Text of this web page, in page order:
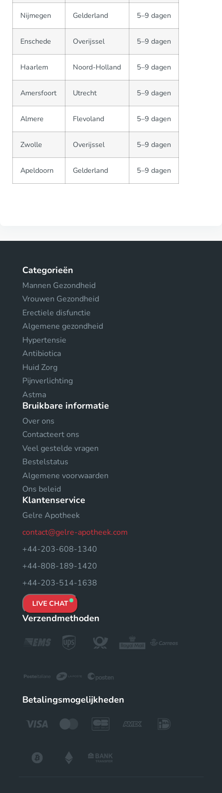
Nijmegen Gelderland 5–9 dagen
Enschede Overijssel 5–9 dagen
Haarlem Noord-Holland 5–9 dagen
Amersfoort Utrecht 5–9 dagen
Almere Flevoland 5–9 dagen
Zwolle Overijssel 5–9 dagen
Apeldoorn Gelderland 5–9 dagen
Categorieën
Mannen Gezondheid
Vrouwen Gezondheid
Erectiele disfunctie
Algemene gezondheid
Hypertensie
Antibiotica
Huid Zorg
Pijnverlichting
Astma
Bruikbare informatie
Over ons
Contacteert ons
Veel gestelde vragen
Bestelstatus
Algemene voorwaarden
Ons beleid
Klantenservice
Gelre Apotheek
contact@gelre-apotheek.com
+44-203-608-1340
+44-808-189-1420
+44-203-514-1638
LIVE CHAT
Verzendmethoden
Betalingsmogelijkheden